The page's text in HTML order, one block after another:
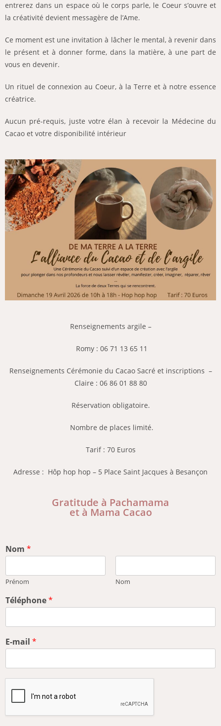
entrerez dans un espace où le corps parle, le Coeur s’ouvre et
la créativité devient messagère de l’Ame.
Ce moment est une invitation à lâcher le mental, à revenir dans
le présent et à donner forme, dans la matière, à une part de
vous en devenir.
Un rituel de connexion au Coeur, à la Terre et à notre essence
créatrice.
Aucun pré-requis, juste votre élan à recevoir la Médecine du
Cacao et votre disponibilité intérieur
Renseignements argile –
Romy : 06 71 13 65 11
Renseignements Cérémonie du Cacao Sacré et inscriptions –
Claire : 06 86 01 88 80
Réservation obligatoire.
Nombre de places limité.
Tarif : 70 Euros
Adresse : Hôp hop hop – 5 Place Saint Jacques à Besançon
Gratitude à Pachamama
et à Mama Cacao
Nom *
Prénom Nom
Téléphone*
E-mail *